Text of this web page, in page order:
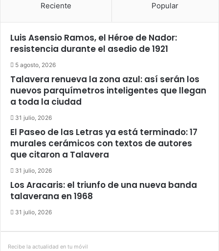
Reciente Popular
Luis Asensio Ramos, el Héroe de Nador:
resistencia durante el asedio de 1921
5 agosto, 2026
Talavera renueva la zona azul: así serán los
nuevos parquímetros inteligentes que llegan
a toda la ciudad
31 julio, 2026
El Paseo de las Letras ya está terminado: 17
murales cerámicos con textos de autores
que citaron a Talavera
31 julio, 2026
Los Aracaris: el triunfo de una nueva banda
talaverana en 1968
31 julio, 2026
Recibe la actualidad en tu móvil